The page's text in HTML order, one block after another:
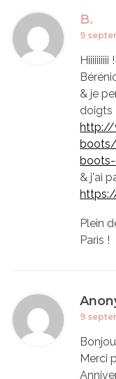
B.
9
& je
doigts
http://
& j'ai
Plein
Paris !
9
Merci